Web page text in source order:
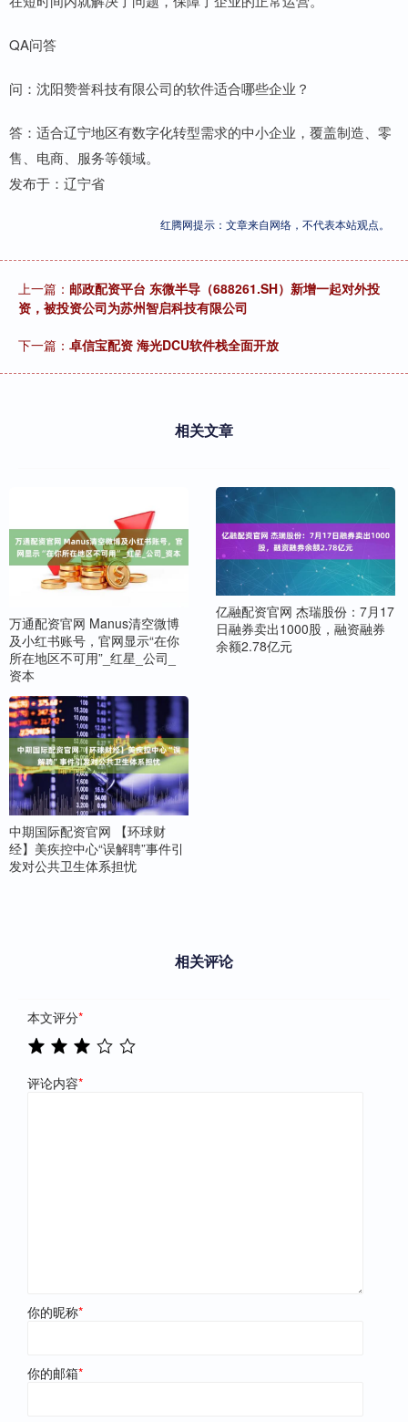
QA问答
问：沈阳赞誉科技有限公司的软件适合哪些企业？
答：适合辽宁地区有数字化转型需求的中小企业，覆盖制造、零
售、电商、服务等领域。
发布于：辽宁省
红腾网提示：文章来自网络，不代表本站观点。
上一篇： 邮政配资平台 东微半导（688261.SH）新增一起对外投
资，被投资公司为苏州智启科技有限公司
下一篇： 卓信宝配资 海光DCU软件栈全面开放
相关文章
万通配资官网 Manus清空微博
及小红书账号，官网显示“在你
所在地区不可用”_红星_公司_
资本
亿融配资官网 杰瑞股份：7月17
日融券卖出1000股，融资融券
余额2.78亿元
中期国际配资官网 【环球财
经】美疾控中心“误解聘”事件引
发对公共卫生体系担忧
相关评论
本文评分*
评论内容*
你的昵称*
你的邮箱*